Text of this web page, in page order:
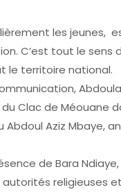
les jeunes,
C’est tout le
le territoire national.
Clac de Méouane
Abdoul Aziz Mbaye,
de Bara
religieuses